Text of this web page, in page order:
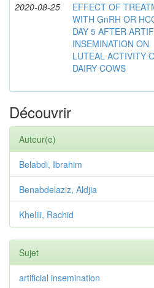
2020-08-25
EFFECT OF
WITH GnRH OR
DAY 5 AFTER
INSEMINATION ON
LUTEAL ACTIVITY
DAIRY COWS
Découvrir
Auteur(e)
Belabdi, Ibrahim
Benabdelaziz, Aldjia
Khelili, Rachid
Sujet
artificial insemination